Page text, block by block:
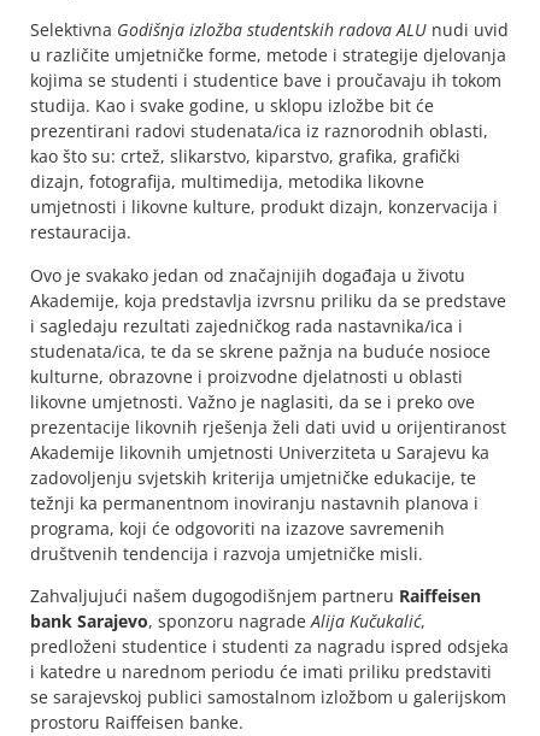
Selektivna Godišnja izložba studentskih radova ALU nudi uvid
u različite umjetničke forme, metode i strategije djelovanja
kojima se studenti i studentice bave i proučavaju ih tokom
studija. Kao i svake godine, u sklopu izložbe bit će
prezentirani radovi studenata/ica iz raznorodnih oblasti,
kao što su: crtež, slikarstvo, kiparstvo, grafika, grafički
dizajn, fotografija, multimedija, metodika likovne
umjetnosti i likovne kulture, produkt dizajn, konzervacija i
restauracija.
Ovo je svakako jedan od značajnijih događaja u životu
Akademije, koja predstavlja izvrsnu priliku da se predstave
i sagledaju rezultati zajedničkog rada nastavnika/ica i
studenata/ica, te da se skrene pažnja na buduće nosioce
kulturne, obrazovne i proizvodne djelatnosti u oblasti
likovne umjetnosti. Važno je naglasiti, da se i preko ove
prezentacije likovnih rješenja želi dati uvid u orijentiranost
Akademije likovnih umjetnosti Univerziteta u Sarajevu ka
zadovoljenju svjetskih kriterija umjetničke edukacije, te
težnji ka permanentnom inoviranju nastavnih planova i
programa, koji će odgovoriti na izazove savremenih
društvenih tendencija i razvoja umjetničke misli.
Zahvaljujući našem dugogodišnjem partneru Raiffeisen
bank Sarajevo, sponzoru nagradeAlija Kučukalić,
predloženi studentice i studenti za nagradu ispred odsjeka
i katedre u narednom periodu će imati priliku predstaviti
se sarajevskoj publici samostalnom izložbom u galerijskom
prostoru Raiffeisen banke.